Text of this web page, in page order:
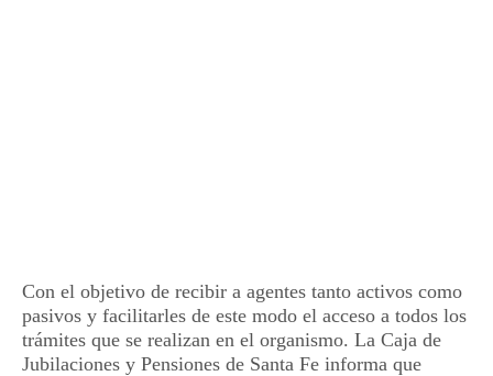
Con el objetivo de recibir a agentes tanto activos como
pasivos y facilitarles de este modo el acceso a todos los
trámites que se realizan en el organismo. La Caja de
Jubilaciones y Pensiones de Santa Fe informa que